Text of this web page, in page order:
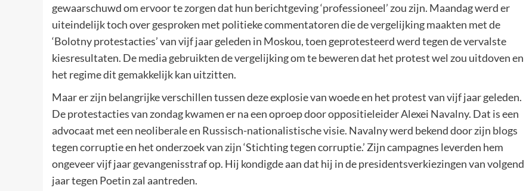
gewaarschuwd om ervoor te zorgen dat hun berichtgeving ‘professioneel’ zou zijn. Maandag werd er
uiteindelijk toch over gesproken met politieke commentatoren die de vergelijking maakten met de
‘Bolotny protestacties’ van vijf jaar geleden in Moskou, toen geprotesteerd werd tegen de vervalste
kiesresultaten. De media gebruikten de vergelijking om te beweren dat het protest wel zou uitdoven en
het regime dit gemakkelijk kan uitzitten.
Maar er zijn belangrijke verschillen tussen deze explosie van woede en het protest van vijf jaar geleden.
De protestacties van zondag kwamen er na een oproep door oppositieleider Alexei Navalny. Dat is een
advocaat met een neoliberale en Russisch-nationalistische visie. Navalny werd bekend door zijn blogs
tegen corruptie en het onderzoek van zijn ‘Stichting tegen corruptie.’ Zijn campagnes leverden hem
ongeveer vijf jaar gevangenisstraf op. Hij kondigde aan dat hij in de presidentsverkiezingen van volgend
jaar tegen Poetin zal aantreden.